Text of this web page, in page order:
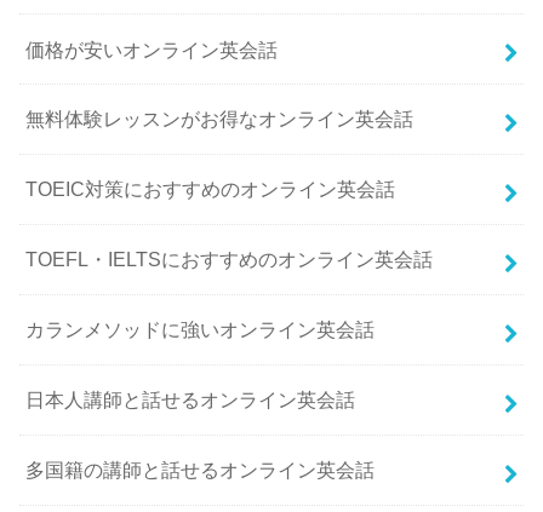
価格が安いオンライン英会話
無料体験レッスンがお得なオンライン英会話
TOEIC対策におすすめのオンライン英会話
TOEFL・IELTSにおすすめのオンライン英会話
カランメソッドに強いオンライン英会話
日本人講師と話せるオンライン英会話
多国籍の講師と話せるオンライン英会話